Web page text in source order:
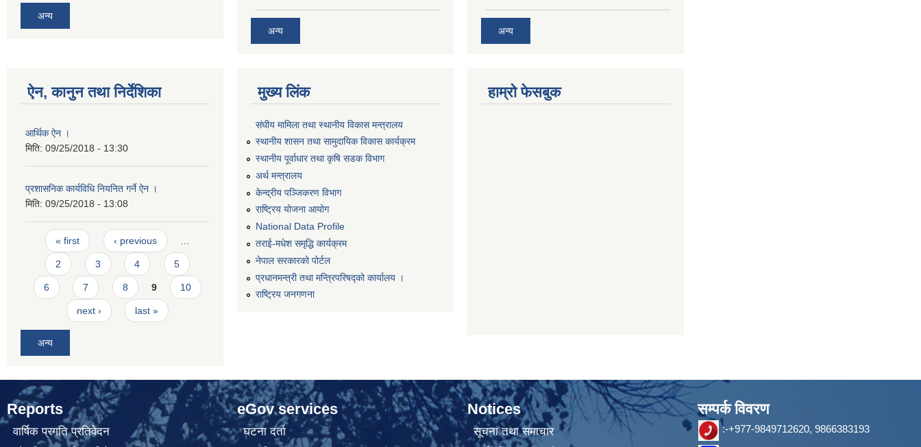
अन्य
अन्य अन्य
ऐन, कानुन तथा निर्देशिका
आर्थिक ऐन ।
मिति: 09/25/2018 - 13:30
प्रशासनिक कार्यविधि नियनित गर्ने ऐन ।
मिति: 09/25/2018 - 13:08
Pages
« first ‹ previous …
2 3 4 5
6 7 8 9 10
next › last »
अन्य
मुख्य लिंक
संघीय मामिला तथा स्थानीय विकास मन्त्रालय
स्थानीय शासन तथा सामुदायिक विकास कार्यक्रम
स्थानीय पूर्वाधार तथा कृषि सडक विभाग
अर्थ मन्त्रालय
केन्द्रीय पञ्जिकरण विभाग
राष्ट्रिय योजना आयोग
National Data Profile
तराई-मधेश समृद्धि कार्यक्रम
नेपाल सरकारको पोर्टल
प्रधानमन्त्री तथा मन्त्रिपरिषद्को कार्यालय ।
राष्ट्रिय जनगणना
हाम्रो फेसबुक
Reports
वार्षिक प्रगति प्रतिवेदन
eGov services
घटना दर्ता
Notices
सूचना तथा समाचार
सम्पर्क विवरण
:-+977-9849712620, 9866383193